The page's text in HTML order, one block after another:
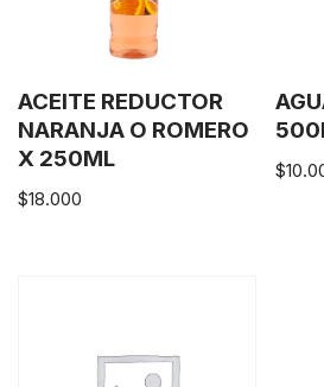
ACEITE REDUCTOR
NARANJA O ROMERO
X 250ML
$18.000
$